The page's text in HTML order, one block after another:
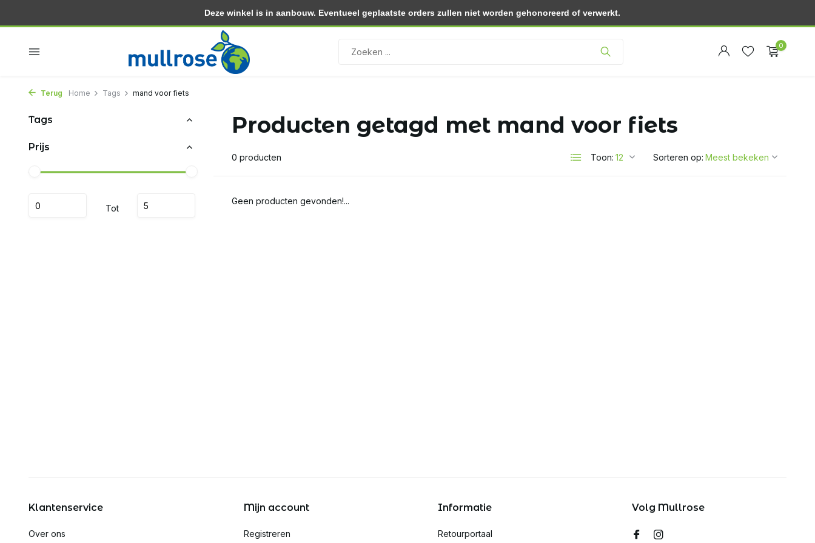
Gratis thuisbezorgd vanaf 30.- (NL) Retourneren binnen 30 dagen
Account
Account
0
Terug Home Tags mand voor fiets
Tags
Prijs
Tot
Producten getagd met mand voor fiets
0 producten Toon: Sorteren op:
Geen producten gevonden!...
Klantenservice
Over ons
Mijn account
Registreren
Informatie
Retourportaal
Volg Mullrose
Deze winkel is in aanbouw. Eventueel geplaatste orders zullen niet worden gehonoreerd of verwerkt.